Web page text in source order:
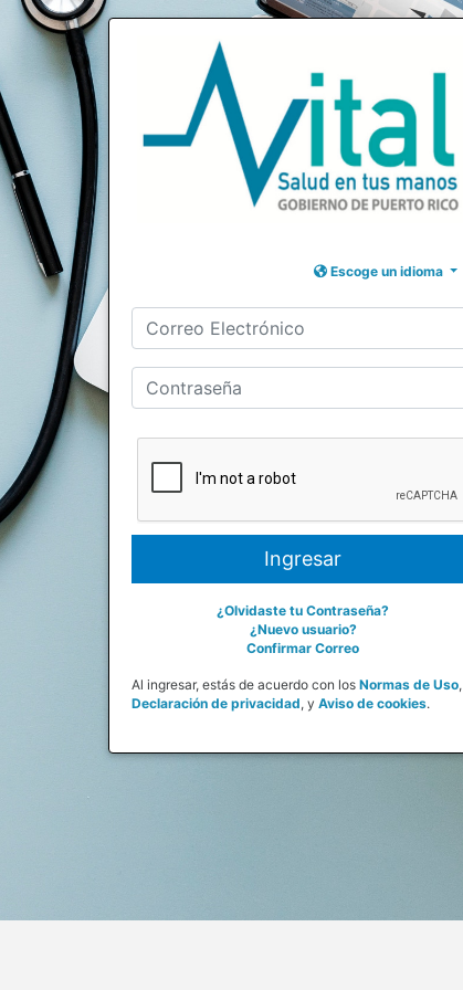
Escoge un idioma
¿Olvidaste tu Contraseña?
¿Nuevo usuario?
Confirmar Correo
Al ingresar, estás de acuerdo con los Normas de Uso,
Declaración de privacidad, y Aviso de cookies.